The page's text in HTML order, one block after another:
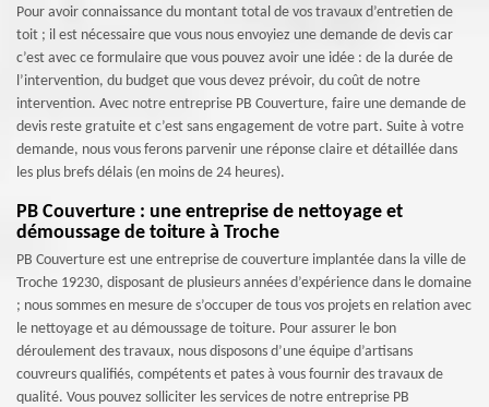
Pour avoir connaissance du montant total de vos travaux d’entretien de
toit ; il est nécessaire que vous nous envoyiez une demande de devis car
c’est avec ce formulaire que vous pouvez avoir une idée : de la durée de
l’intervention, du budget que vous devez prévoir, du coût de notre
intervention. Avec notre entreprise PB Couverture, faire une demande de
devis reste gratuite et c’est sans engagement de votre part. Suite à votre
demande, nous vous ferons parvenir une réponse claire et détaillée dans
les plus brefs délais (en moins de 24 heures).
PB Couverture : une entreprise de nettoyage et
démoussage de toiture à Troche
PB Couverture est une entreprise de couverture implantée dans la ville de
Troche 19230, disposant de plusieurs années d’expérience dans le domaine
; nous sommes en mesure de s’occuper de tous vos projets en relation avec
le nettoyage et au démoussage de toiture. Pour assurer le bon
déroulement des travaux, nous disposons d’une équipe d’artisans
couvreurs qualifiés, compétents et pates à vous fournir des travaux de
qualité. Vous pouvez solliciter les services de notre entreprise PB